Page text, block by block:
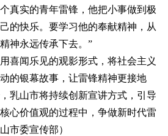
真实的青年雷锋，他把小事做到极
的快乐。要学习他的奉献精神，从
神永远传承下去。”
闻乐见的观影形式，将社会主义
的银幕故事，让雷锋精神更接地
乳山市将持续创新宣讲方式，引导
心价值观的过程中，争做新时代雷
市委宣传部）